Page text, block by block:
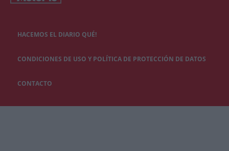
HACEMOS EL DIARIO QUÉ!
CONDICIONES DE USO Y POLÍTICA DE PROTECCIÓN DE DATOS
CONTACTO